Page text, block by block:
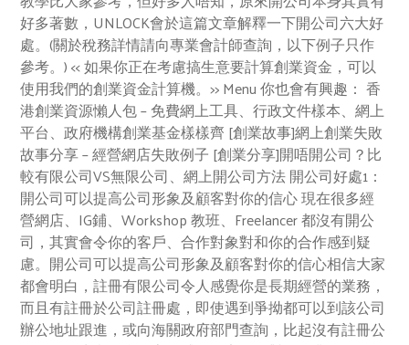
好多著數，UNLOCK會於這篇文章解釋一下開公司六大好
處。(關於稅務詳情請向專業會計師查詢，以下例子只作
參考。) << 如果你正在考慮搞生意要計算創業資金，可以
使用我們的創業資金計算機。>> Menu 你也會有興趣： 香
港創業資源懶人包 – 免費網上工具、行政文件樣本、網上
平台、政府機構創業基金樣樣齊 [創業故事]網上創業失敗
故事分享 – 經營網店失敗例子 [創業分享]開唔開公司？比
較有限公司VS無限公司、網上開公司方法 開公司好處1：
開公司可以提高公司形象及顧客對你的信心 現在很多經
營網店、IG鋪、Workshop 教班、Freelancer 都沒有開公
司，其實會令你的客戶、合作對象對和你的合作感到疑
慮。開公司可以提高公司形象及顧客對你的信心相信大家
都會明白，註冊有限公司令人感覺你是長期經營的業務，
而且有註冊於公司註冊處，即使遇到爭拗都可以到該公司
辦公地址跟進，或向海關政府部門查詢，比起沒有註冊公